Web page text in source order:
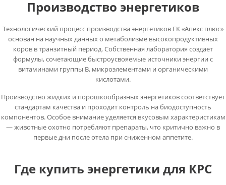
Производство энергетиков
Технологический процесс производства энергетиков ГК «Апекс плюс»
основан на научных данных о метаболизме высокопродуктивных
коров в транзитный период. Собственная лаборатория создает
формулы, сочетающие быстроусвояемые источники энергии с
витаминами группы В, микроэлементами и органическими
кислотами.
Производство жидких и порошкообразных энергетиков соответствует
стандартам качества и проходит контроль на биодоступность
компонентов. Особое внимание уделяется вкусовым характеристикам
— животные охотно потребляют препараты, что критично важно в
первые дни после отела при сниженном аппетите.
Где купить энергетики для КРС